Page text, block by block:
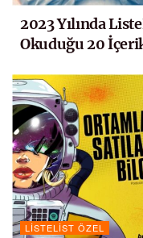
2023 Yılında
Okuduğu 20
LISTELIST ÖZEL